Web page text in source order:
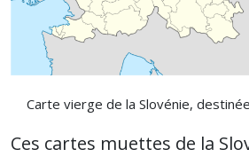
Carte vierge de la Slovénie,
Ces cartes muettes de la